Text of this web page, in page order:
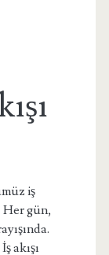
iş
Her gün,
akışı